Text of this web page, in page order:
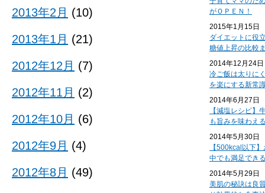
がＯＰＥＮ！
2015年1月15日
ダイエットに役
糖値上昇の比較
2014年12月24日
冷ご飯は太りに
を楽にする新常
2014年6月27日
【減塩レシピ】
も旨みを味わえ
2014年5月30日
【500kcal以下
中でも満足でき
2014年5月29日
美肌の秘訣は良
2013年2月 (10)
2013年1月 (21)
2012年12月 (7)
2012年11月 (2)
2012年10月 (6)
2012年9月 (4)
2012年8月 (49)